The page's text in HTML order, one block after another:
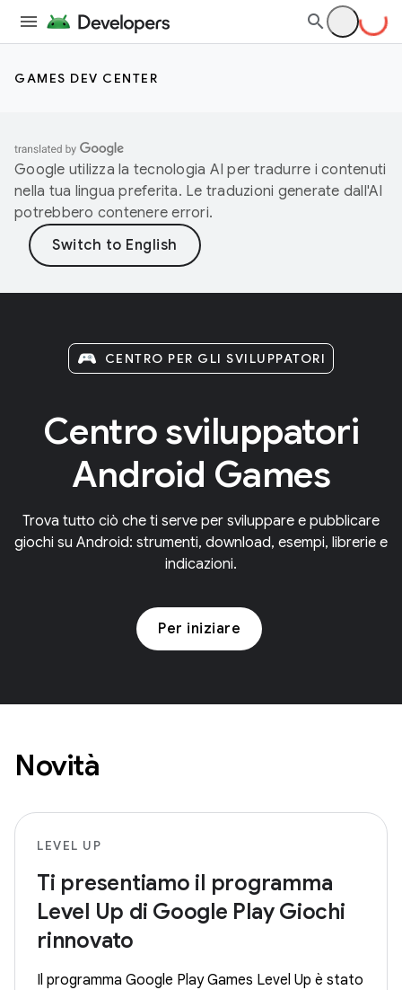
GAMES DEV CENTER
Google utilizza la tecnologia AI per tradurre i contenuti
nella tua lingua preferita. Le traduzioni generate dall'AI
potrebbero contenere errori.
CENTRO PER GLI SVILUPPATORI
Centro sviluppatori
Android Games
Trova tutto ciò che ti serve per sviluppare e pubblicare
giochi su Android: strumenti, download, esempi, librerie e
indicazioni.
Per iniziare
Novità
LEVEL UP
Ti presentiamo il programma
Level Up di Google Play Giochi
rinnovato
Il programma Google Play Games Level Up è stato